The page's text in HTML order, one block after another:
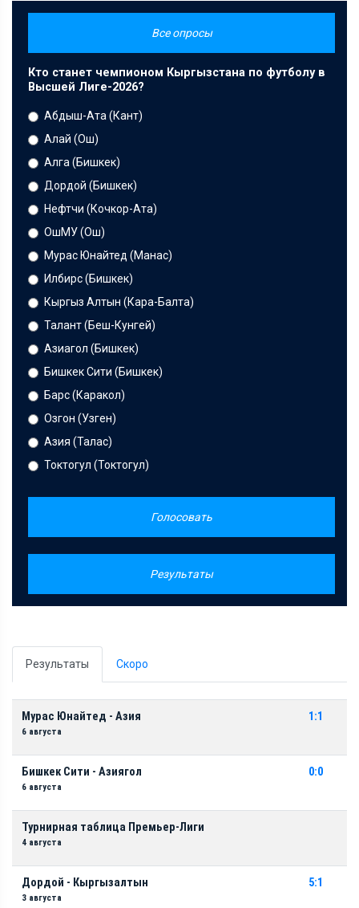
Все опросы
Кто станет чемпионом Кыргызстана по футболу в
Высшей Лиге-2026?
Абдыш-Ата (Кант)
Алай (Ош)
Алга (Бишкек)
Дордой (Бишкек)
Нефтчи (Кочкор-Ата)
ОшМУ (Ош)
Мурас Юнайтед (Манас)
Илбирс (Бишкек)
Кыргыз Алтын (Кара-Балта)
Талант (Беш-Кунгей)
Азиагол (Бишкек)
Бишкек Сити (Бишкек)
Барс (Каракол)
Озгон (Узген)
Азия (Талас)
Токтогул (Токтогул)
Голосовать
Результаты
Результаты Скоро
Мурас Юнайтед - Азия
6 августа
1:1
Бишкек Сити - Азиягол
6 августа
0:0
Турнирная таблица Премьер-Лиги
4 августа
Дордой - Кыргызалтын
3 августа
5:1